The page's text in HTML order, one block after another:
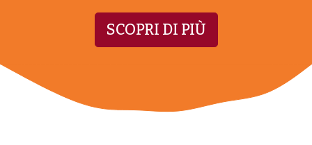
SCOPRI DI PIÙ